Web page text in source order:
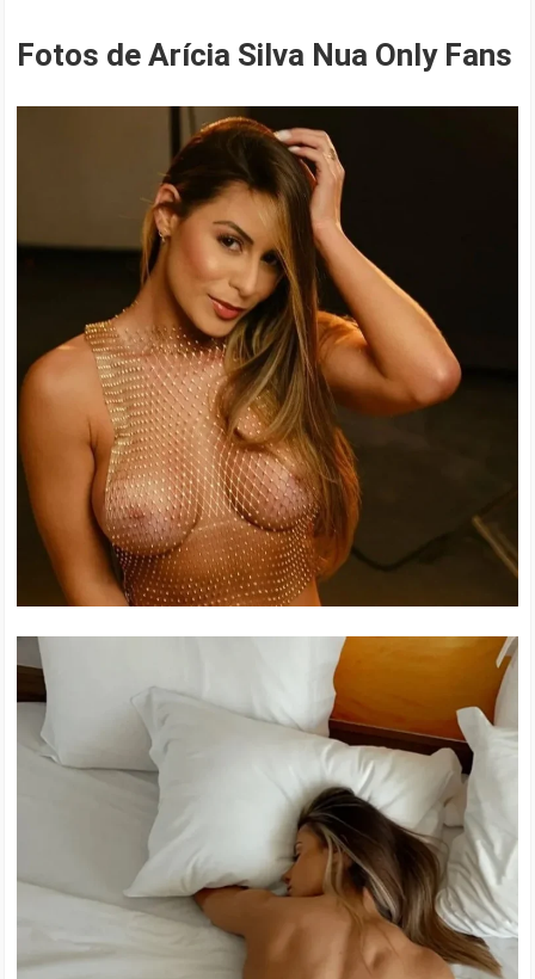
Fotos de Arícia Silva Nua Only Fans